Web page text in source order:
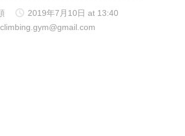
2019年7月10日 at 13:40